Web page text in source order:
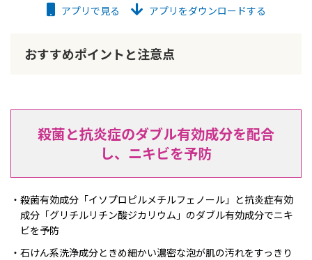
アプリで見る アプリをダウンロードする
おすすめポイントと注意点
殺菌と抗炎症のダブル有効成分を配合
し、ニキビを予防
殺菌有効成分「イソプロピルメチルフェノール」と抗炎症有効
成分「グリチルリチン酸ジカリウム」のダブル有効成分でニキ
ビを予防
石けん系洗浄成分ときめ細かい濃密な泡が肌の汚れをすっきり